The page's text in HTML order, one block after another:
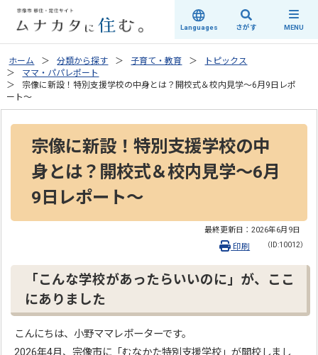
Languages さがす MENU
ホーム 分類から探す 子育て・教育
トピックス
ママ・パパレポート
宗像に新設！特別支援学校の中身とは？開校式＆校内見学～6月9日レポ
ート～
宗像に新設！特別支援学校の中
身とは？開校式＆校内見学～6月
9日レポート～
最終更新日： 2026年6月9日
（ID:10012）
印刷
「こんな学校があったらいいのに」が、ここ
にありました
こんにちは、小野ママレポーターです。
2026年4月、宗像市に「むなかた特別支援学校」が開校しまし